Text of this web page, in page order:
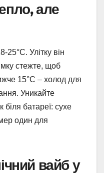
але
Улітку він
стежте, щоб
15°C – холод для
Уникайте
біля батареї: сухе
один для
вайб у